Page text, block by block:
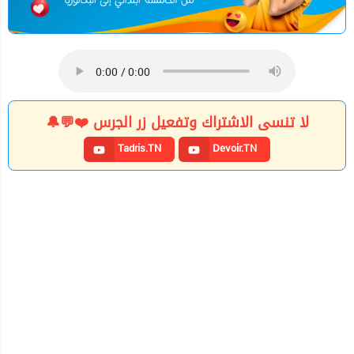
لا تنسى الاشتراك وتفعيل زر الجرس ❤️💬🔔
Tadris.TN Devoir.TN